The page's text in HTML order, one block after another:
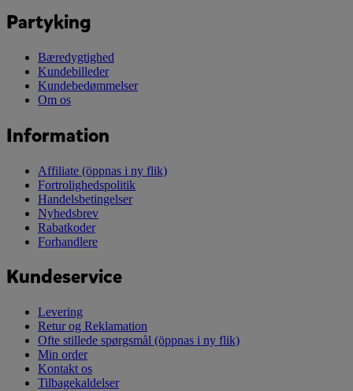
Partyking
Bæredygtighed
Kundebilleder
Kundebedømmelser
Om os
Information
Affiliate (öppnas i ny flik)
Fortrolighedspolitik
Handelsbetingelser
Nyhedsbrev
Rabatkoder
Forhandlere
Kundeservice
Levering
Retur og Reklamation
Ofte stillede spørgsmål (öppnas i ny flik)
Min order
Kontakt os
Tilbagekaldelser